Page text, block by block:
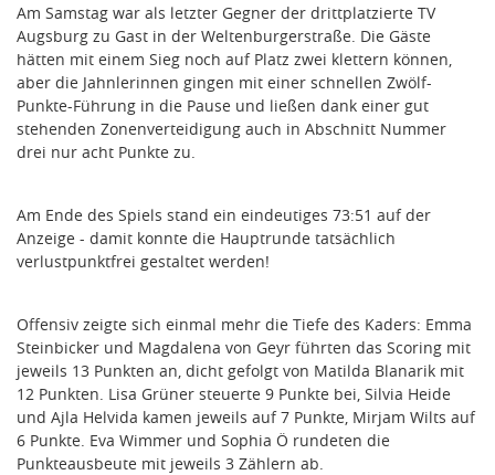
Am Samstag war als letzter Gegner der drittplatzierte TV
Augsburg zu Gast in der Weltenburgerstraße. Die Gäste
hätten mit einem Sieg noch auf Platz zwei klettern können,
aber die Jahnlerinnen gingen mit einer schnellen Zwölf-
Punkte-Führung in die Pause und ließen dank einer gut
stehenden Zonenverteidigung auch in Abschnitt Nummer
drei nur acht Punkte zu.
Am Ende des Spiels stand ein eindeutiges 73:51 auf der
Anzeige - damit konnte die Hauptrunde tatsächlich
verlustpunktfrei gestaltet werden!
Offensiv zeigte sich einmal mehr die Tiefe des Kaders: Emma
Steinbicker und Magdalena von Geyr führten das Scoring mit
jeweils 13 Punkten an, dicht gefolgt von Matilda Blanarik mit
12 Punkten. Lisa Grüner steuerte 9 Punkte bei, Silvia Heide
und Ajla Helvida kamen jeweils auf 7 Punkte, Mirjam Wilts auf
6 Punkte. Eva Wimmer und Sophia Ö rundeten die
Punkteausbeute mit jeweils 3 Zählern ab.